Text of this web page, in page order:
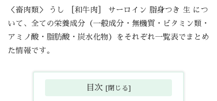
＜畜肉類＞ うし ［和牛肉］ サーロイン 脂身つき 生 につ
いて、全ての栄養成分（一般成分・無機質・ビタミン類・
アミノ酸・脂肪酸・炭水化物）をそれぞれ一覧表でまとめ
た情報です。
目次